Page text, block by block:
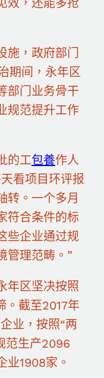
施，政府部门
期间，永年区
部门业务骨干
规范提升工作
的工包養作人
看项目环评报
转。一个多月
符合条件的标
些企业通过规
管理范畴。”
年区坚决按照
。截至2017年
业，按照“两
范生产2096
业1908家。